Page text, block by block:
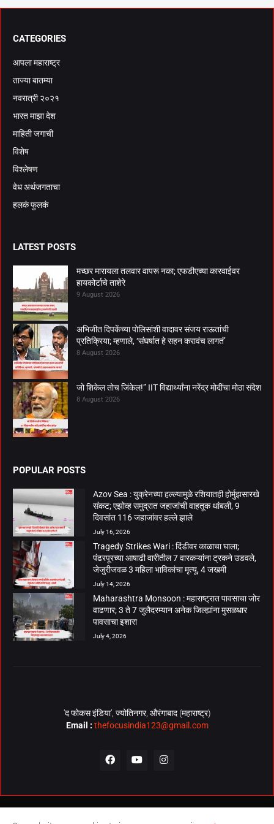
CATEGORIES
आपला महाराष्ट्र
ताज्या बातम्या
नवरात्री २०२१
भारत माझा देश
माहिती जगाची
विशेष
विश्लेषण
वेध अर्थजगताचा
हलकं फुलकं
LATEST POSTS
मच्छर मारायला तलवार वापरू नका; एफडीएच्या कारवाईवर
हायकोर्टाचे ताशेरे
9 August 2026
अभिजीत दिपकेंच्या पोलिसांशी वादावर संजय राऊतांची
प्रतिक्रिया; म्हणाले, ‘संघर्षात हे सहन करावंच लागतं’
8 August 2026
जो शिकेल तोच जिंकेल!” IIT विद्यार्थ्यांना नरेंद्र मोदींचा मोठा संदेश
8 August 2026
POPULAR POSTS
Azov Sea : युक्रेनच्या हल्ल्यामुळे रशियातही होर्मुझसारखे
संकट; एझोव्ह समुद्रात जहाजांची वाहतूक थांबली, 9
दिवसांत 116 जहाजांवर हल्ले झाले
July 16, 2026
Tragedy Strikes Wari : दिंडीवर काळाचा घाला;
पंढरपूरच्या आषाढी वारीतील 7 वारकऱ्यांना ट्रकने उडवले,
जेजुरीजवळ 3 महिला भाविकांचा मृत्यू, 4 जखमी
July 14, 2026
Maharashtra Monsoon : महाराष्ट्रात पावसाचा जोर
वाढणार; 3 ते 7 जुलैदरम्यान अनेक जिल्ह्यांना मुसळधार
पावसाचा इशारा
July 4, 2026
‘द फोकस इंडिया’, ज्योतिनगर, औरंगाबाद (महाराष्ट्र)
Email : thefocusindia123@gmail.com
About Us Contact Us The Focus India Policy